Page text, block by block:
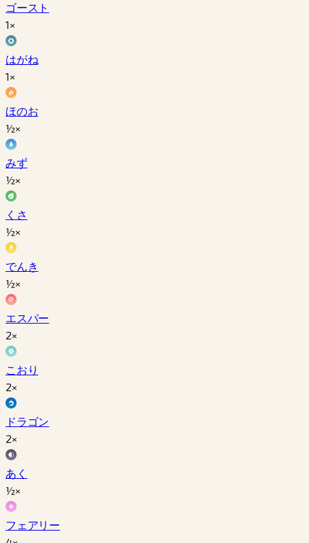
ゴースト
1×
はがね
1×
ほのお
½×
みず
½×
くさ
½×
でんき
½×
エスパー
2×
こおり
2×
ドラゴン
2×
あく
½×
フェアリー